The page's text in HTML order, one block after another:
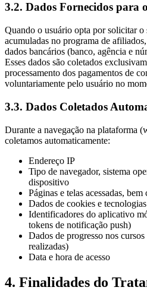
3.2. Dados Fornecidos para
Quando o usuário opta por solicitar o
acumuladas no programa de
dados bancários (banco, agência e
Esses dados são coletados
processamento dos pagamentos de
voluntariamente pelo usuário no
3.3. Dados Coletados
Durante a navegação na plataforma
coletamos automaticamente:
Endereço IP
Tipo de navegador, sistema
dispositivo
Páginas e telas acessadas,
Dados de cookies e
Identificadores do aplicativo
tokens de notificação push)
Dados de progresso nos
realizadas)
Data e hora de acesso
4. Finalidades do